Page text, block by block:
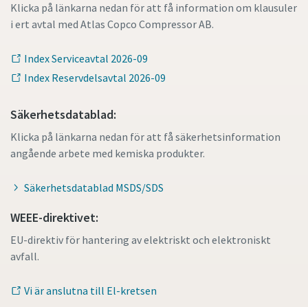
Klicka på länkarna nedan för att få information om klausuler
i ert avtal med Atlas Copco Compressor AB.
Index Serviceavtal 2026-09
Index Reservdelsavtal 2026-09
Säkerhetsdatablad:
Klicka på länkarna nedan för att få säkerhetsinformation
angående arbete med kemiska produkter.
Säkerhetsdatablad MSDS/SDS
WEEE-direktivet:
EU-direktiv för hantering av elektriskt och elektroniskt
avfall.
Vi är anslutna till El-kretsen